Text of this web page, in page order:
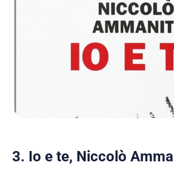
3. Io e te, Niccolò